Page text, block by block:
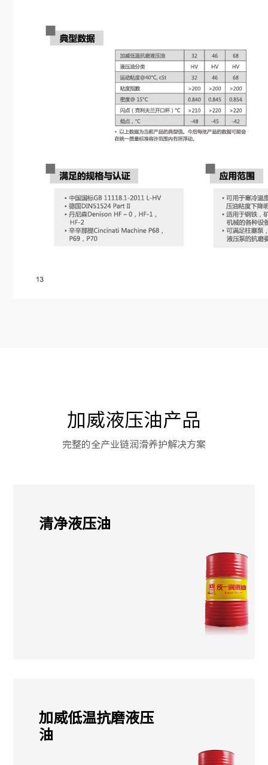
加威液压油产品
完整的全产业链润滑养护解决方案
清净液压油
加威低温抗磨液压
油